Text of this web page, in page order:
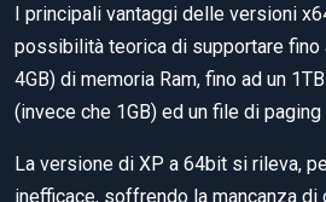
I principali vantaggi delle versioni
possibilità teorica di supportare fino
4GB) di memoria Ram, fino ad un
(invece che 1GB) ed un file di paging
La versione di XP a 64bit si rileva,
inefficace, soffrendo la mancanza